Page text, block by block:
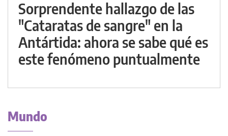
Sorprendente hallazgo de las
"Cataratas de sangre" en la
Antártida: ahora se sabe qué es
este fenómeno puntualmente
Mundo